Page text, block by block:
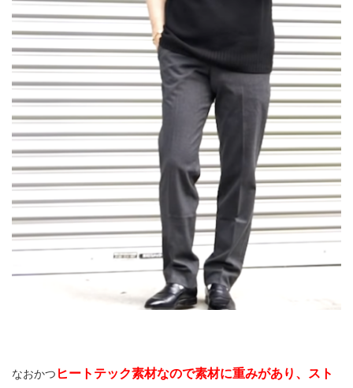
なおかつ ヒートテック素材なので素材に重みがあり、スト